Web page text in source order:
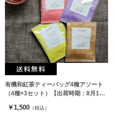
有機和紅茶ティーバッグ4種アソート
（4種×3セット）【出荷時期：8月17
￥1,500 （税込）